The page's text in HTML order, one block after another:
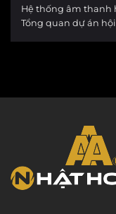
Hệ thống âm thanh
Tổng quan dự án